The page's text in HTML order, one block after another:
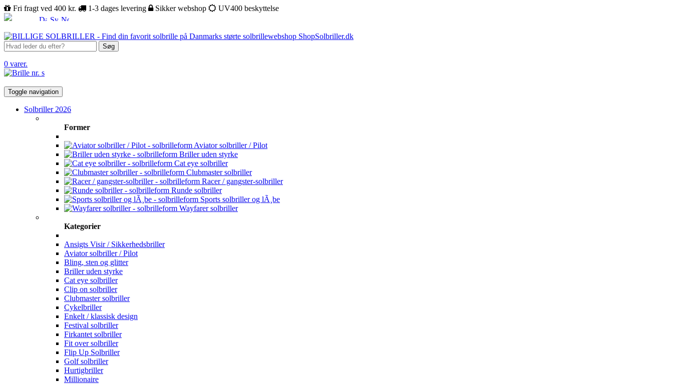
Fri fragt ved 400 kr. 1-3 dages levering Sikker webshop UV400 beskyttelse
Søg
0 varer.
Toggle navigation
Solbriller 2026
Former
Aviator solbriller / Pilot
Briller uden styrke
Cat eye solbriller
Clubmaster solbriller
Racer / gangster-solbriller
Runde solbriller
Sports solbriller og lÃ¸be
Wayfarer solbriller
Kategorier
Ansigts Visir / Sikkerhedsbriller
Aviator solbriller / Pilot
Bling, sten og glitter
Briller uden styrke
Cat eye solbriller
Clip on solbriller
Clubmaster solbriller
Cykelbriller
Enkelt / klassisk design
Festival solbriller
Firkantet solbriller
Fit over solbriller
Flip Up Solbriller
Golf solbriller
Hurtigbriller
Millionaire